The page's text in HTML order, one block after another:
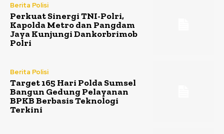
Berita Polisi
Perkuat Sinergi TNI-Polri,
Kapolda Metro dan Pangdam
Jaya Kunjungi Dankorbrimob
Polri
Berita Polisi
Target 165 Hari Polda Sumsel
Bangun Gedung Pelayanan
BPKB Berbasis Teknologi
Terkini